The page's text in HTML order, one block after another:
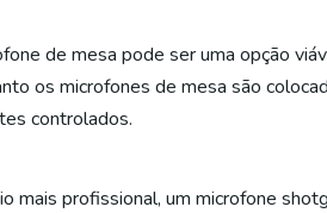
de mesa pode ser uma opção
os microfones de mesa são
controlados.
mais profissional, um microfone